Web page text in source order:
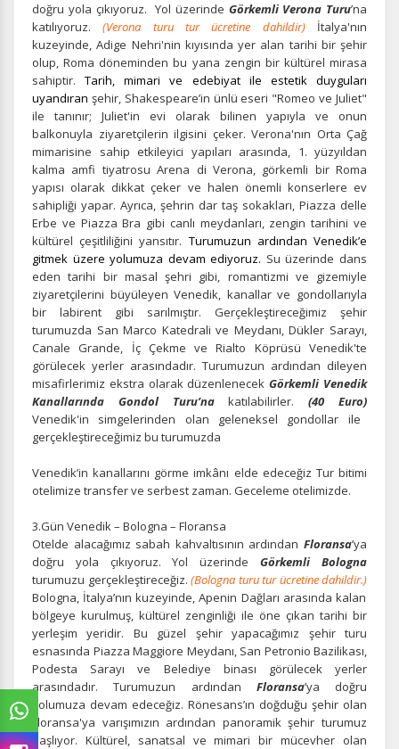
doğru yola çıkıyoruz. Yol üzerinde Görkemli Verona Turu’na
katılıyoruz.(Verona turu tur ücretine dahildir)İtalya'nın
kuzeyinde, Adige Nehri'nin kıyısında yer alan tarihi bir şehir
olup, Roma döneminden bu yana zengin bir kültürel mirasa
sahiptir.Tarih, mimari ve edebiyat ile estetik duyguları
uyandıran şehir, Shakespeare’in ünlü eseri "Romeo ve Juliet"
ile tanınır; Juliet'in evi olarak bilinen yapıyla ve onun
balkonuyla ziyaretçilerin ilgisini çeker. Verona'nın Orta Çağ
mimarisine sahip etkileyici yapıları arasında, 1. yüzyıldan
kalma amfi tiyatrosu Arena di Verona, görkemli bir Roma
yapısı olarak dikkat çeker ve halen önemli konserlere ev
sahipliği yapar. Ayrıca, şehrin dar taş sokakları, Piazza delle
Erbe ve Piazza Bra gibi canlı meydanları, zengin tarihini ve
kültürel çeşitliliğini yansıtır. Turumuzun ardından Venedik’e
gitmek üzere yolumuza devam ediyoruz. Su üzerinde dans
eden tarihi bir masal şehri gibi, romantizmi ve gizemiyle
ziyaretçilerini büyüleyen Venedik, kanallar ve gondollarıyla
bir labirent gibi sarılmıştır. Gerçekleştireceğimiz şehir
turumuzda San Marco Katedrali ve Meydanı, Dükler Sarayı,
Canale Grande, İç Çekme ve Rialto Köprüsü Venedik'te
görülecek yerler arasındadır. Turumuzun ardından dileyen
misafirlerimiz ekstra olarak düzenlenecekGörkemli Venedik
Kanallarında Gondol Turu’nakatılabilirler.(40 Euro)
Venedik'in simgelerinden olan geleneksel gondollar ile
gerçekleştireceğimiz bu turumuzda
Venedik’in kanallarını görme imkânı elde edeceğiz Tur bitimi
otelimize transfer ve serbest zaman. Geceleme otelimizde.
3.Gün Venedik – Bologna – Floransa
Otelde alacağımız sabah kahvaltısının ardından Floransa’ya
doğru yola çıkıyoruz. Yol üzerindeGörkemli Bologna
turumuzu gerçekleştireceğiz. (Bologna turu tur ücretine dahildir.)
Bologna, İtalya’nın kuzeyinde, Apenin Dağları arasında kalan
bölgeye kurulmuş, kültürel zenginliği ile öne çıkan tarihi bir
yerleşim yeridir. Bu güzel şehir yapacağımız şehir turu
esnasında Piazza Maggiore Meydanı, San Petronio Bazilikası,
Podesta Sarayı ve Belediye binası görülecek yerler
arasındadır. Turumuzun ardından Floransa’ya doğru
yolumuza devam edeceğiz. Rönesans’ın doğduğu şehir olan
Floransa'ya varışımızın ardından panoramik şehir turumuz
başlıyor. Kültürel, sanatsal ve mimari bir mücevher olan